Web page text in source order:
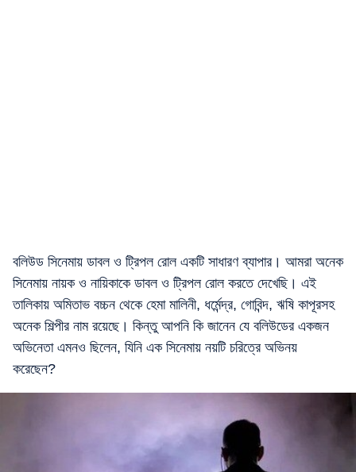
বলিউড সিনেমায় ডাবল ও ট্রিপল রোল একটি সাধারণ ব্যাপার। আমরা অনেক
সিনেমায় নায়ক ও নায়িকাকে ডাবল ও ট্রিপল রোল করতে দেখেছি। এই
তালিকায় অমিতাভ বচ্চন থেকে হেমা মালিনী, ধর্মেন্দ্র, গোবিন্দ, ঋষি কাপূরসহ
অনেক শিল্পীর নাম রয়েছে। কিন্তু আপনি কি জানেন যে বলিউডের একজন
অভিনেতা এমনও ছিলেন, যিনি এক সিনেমায় নয়টি চরিত্রে অভিনয়
করেছেন?